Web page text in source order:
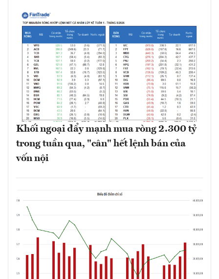
Khối ngoại đẩy mạnh mua ròng 2.300 tỷ
trong tuần qua, "cân" hết lệnh bán của
vốn nội